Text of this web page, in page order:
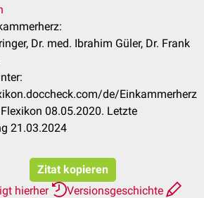
Dr. med. Ibrahim Güler, Dr. Frank
de/Einkammerherz
08.05.2020. Letzte
21.03.2024
Zitat kopieren
hierher
Versionsgeschichte